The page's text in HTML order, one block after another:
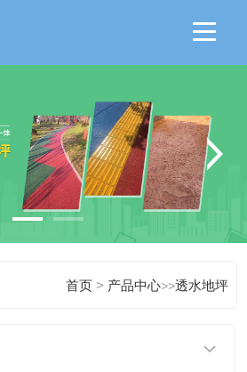
首页 > 产品中心>>透水地坪